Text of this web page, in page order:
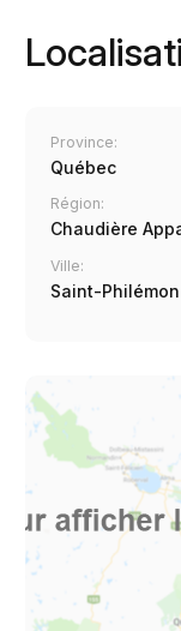
Province:
Québec
Région:
Chaudière
Ville:
Saint-Philémon